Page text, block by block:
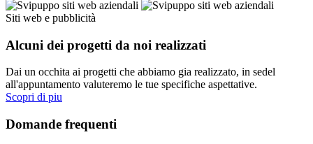
Siti web e pubblicità
Alcuni dei progetti da noi realizzati
Dai un occhita ai progetti che abbiamo gia realizzato, in sedel
all'appuntamento valuteremo le tue specifiche aspettative.
Scopri di piu
Domande frequenti